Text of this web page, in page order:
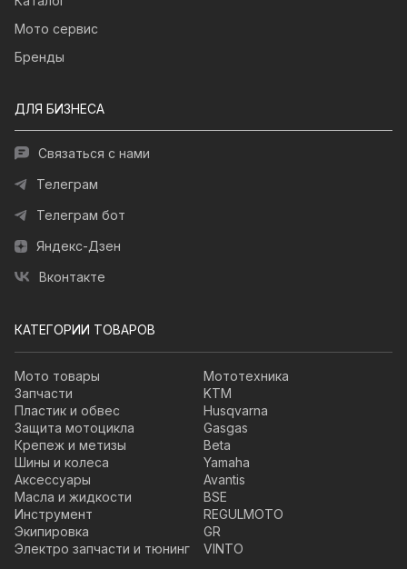
Мото сервис
Бренды
ДЛЯ БИЗНЕСА
Связаться с нами
Телеграм
Телеграм бот
Яндекс-Дзен
Вконтакте
КАТЕГОРИИ ТОВАРОВ
Мото товары
Запчасти
Пластик и обвес
Защита мотоцикла
Крепеж и метизы
Шины и колеса
Аксессуары
Масла и жидкости
Инструмент
Экипировка
Электро запчасти и тюнинг
Мототехника
KTM
Husqvarna
Gasgas
Beta
Yamaha
Avantis
BSE
REGULMOTO
GR
VINTO